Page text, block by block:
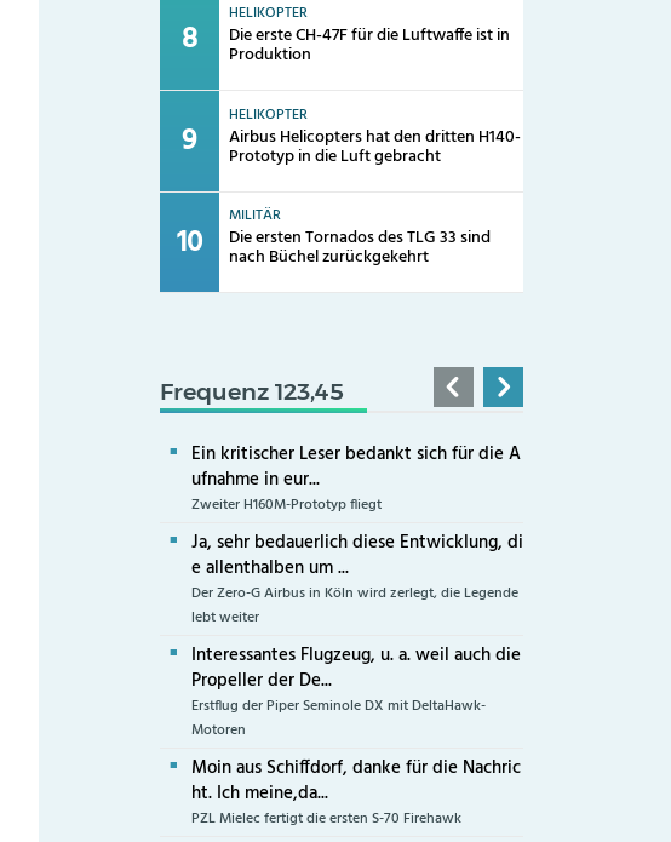
HELIKOPTER
Die erste CH-47F für die Luftwaffe ist in
Produktion
HELIKOPTER
Airbus Helicopters hat den dritten H140-
Prototyp in die Luft gebracht
MILITÄR
Die ersten Tornados des TLG 33 sind
nach Büchel zurückgekehrt
Frequenz 123,45
Ein kritischer Leser bedankt sich für die A
ufnahme in eur...
Zweiter H160M-Prototyp fliegt
Ja, sehr bedauerlich diese Entwicklung, di
e allenthalben um ...
Der Zero-G Airbus in Köln wird zerlegt, die Legende
lebt weiter
Interessantes Flugzeug, u. a. weil auch die
Propeller der De...
Erstflug der Piper Seminole DX mit DeltaHawk-
Motoren
Moin aus Schiffdorf, danke für die Nachric
ht. Ich meine,da...
PZL Mielec fertigt die ersten S-70 Firehawk